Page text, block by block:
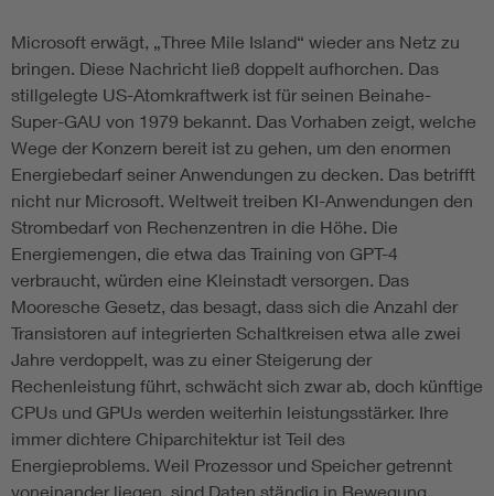
Microsoft erwägt, „Three Mile Island“ wieder ans Netz zu
bringen. Diese Nachricht ließ doppelt aufhorchen. Das
stillgelegte US-Atomkraftwerk ist für seinen Beinahe-
Super-GAU von 1979 bekannt. Das Vorhaben zeigt, welche
Wege der Konzern bereit ist zu gehen, um den enormen
Energiebedarf seiner Anwendungen zu decken. Das betrifft
nicht nur Microsoft. Weltweit treiben KI-Anwendungen den
Strombedarf von Rechenzentren in die Höhe. Die
Energiemengen, die etwa das Training von GPT-4
verbraucht, würden eine Kleinstadt versorgen. Das
Mooresche Gesetz, das besagt, dass sich die Anzahl der
Transistoren auf integrierten Schaltkreisen etwa alle zwei
Jahre verdoppelt, was zu einer Steigerung der
Rechenleistung führt, schwächt sich zwar ab, doch künftige
CPUs und GPUs werden weiterhin leistungsstärker. Ihre
immer dichtere Chiparchitektur ist Teil des
Energieproblems. Weil Prozessor und Speicher getrennt
voneinander liegen, sind Daten ständig in Bewegung.